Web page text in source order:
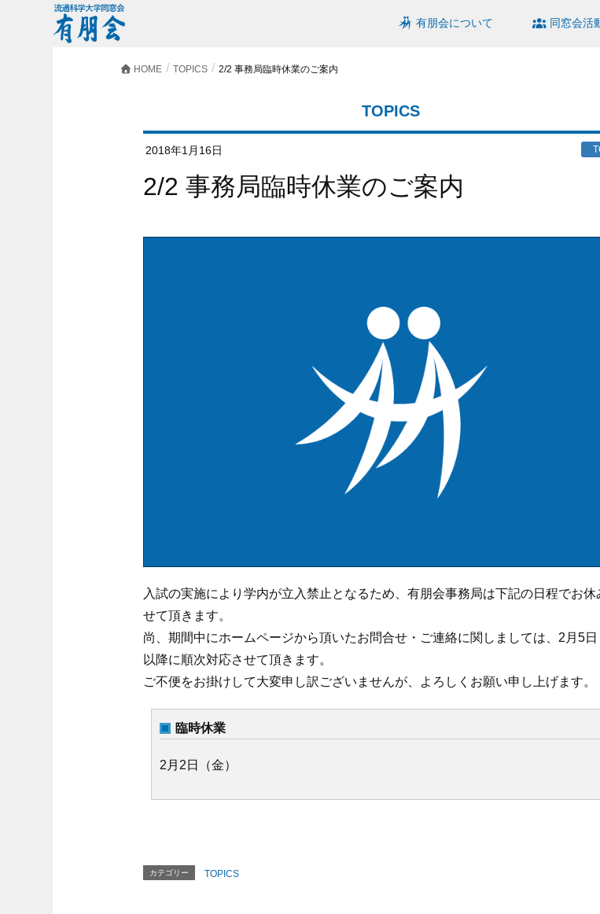
有朋会について 同窓会活
HOME TOPICS 2/2 事務局臨時休業のご案内
TOPICS
2018年1月16日
2/2 事務局臨時休業のご案内
入試の実施により学内が立入禁止となるため、有朋会事務局は下記の日程でお休
せて頂きます。
尚、期間中にホームページから頂いたお問合せ・ご連絡に関しましては、2月5日
以降に順次対応させて頂きます。
ご不便をお掛けして大変申し訳ございませんが、よろしくお願い申し上げます。
臨時休業
2月2日（金）
カテゴリー TOPICS